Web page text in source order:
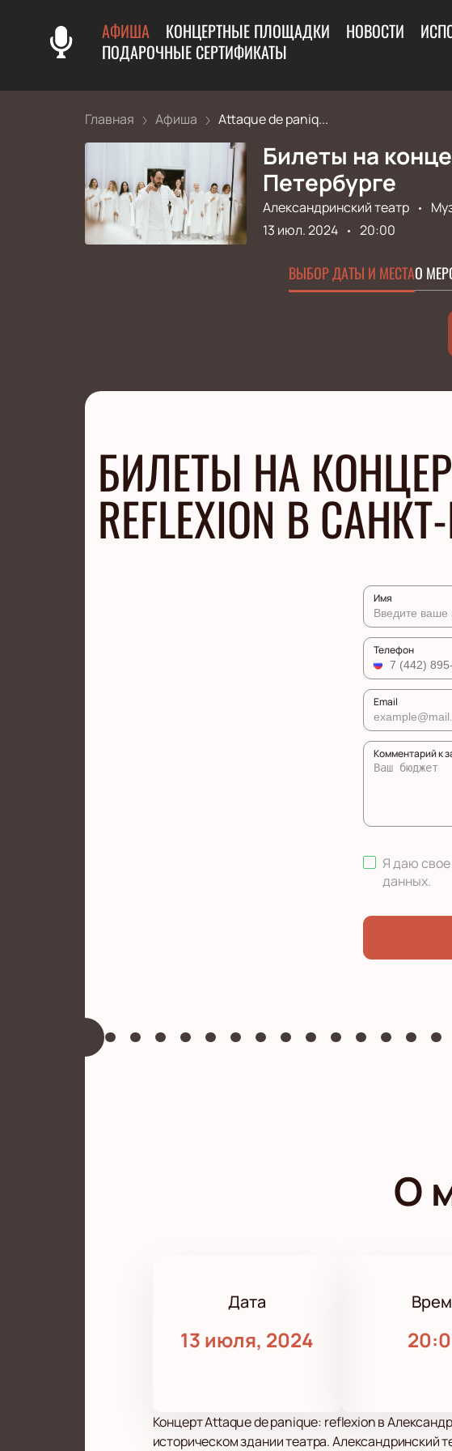
АФИША КОНЦЕРТНЫЕ ПЛОЩАДКИ НОВОСТИ
ПОДАРОЧНЫЕ СЕРТИФИКАТЫ
Главная Афиша Attaque de paniq...
Билеты на
Петербурге
Александринский театр
13 июл. 2024
20:00
ВЫБОР ДАТЫ И МЕСТАО
БИЛЕТЫ НА КОНЦЕРТ
REFLEXION В
Имя
Телефон
Email
Комментарий к
Я даю свое
данных.
О
Дата
13 июля, 2024
Концерт Attaque de panique: reflexion в
историческом здании театра. Александринский